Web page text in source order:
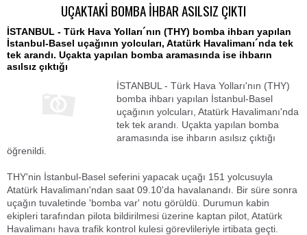
UÇAKTAKİ BOMBA İHBAR ASILSIZ ÇIKTI
İSTANBUL - Türk Hava Yolları´nın (THY) bomba ihbarı yapılan
İstanbul-Basel uçağının yolcuları, Atatürk Havalimanı´nda tek
tek arandı. Uçakta yapılan bomba aramasında ise ihbarın
asılsız çıktığı
İSTANBUL - Türk Hava Yolları'nın (THY)
bomba ihbarı yapılan İstanbul-Basel
uçağının yolcuları, Atatürk Havalimanı'nda
tek tek arandı. Uçakta yapılan bomba
aramasında ise ihbarın asılsız çıktığı
öğrenildi.
THY'nin İstanbul-Basel seferini yapacak uçağı 151 yolcusuyla
Atatürk Havalimanı'ndan saat 09.10'da havalanandı. Bir süre sonra
uçağın tuvaletinde 'bomba var' notu görüldü. Durumun kabin
ekipleri tarafından pilota bildirilmesi üzerine kaptan pilot, Atatürk
Havalimanı hava trafik kontrol kulesi görevlileriyle irtibata geçti.